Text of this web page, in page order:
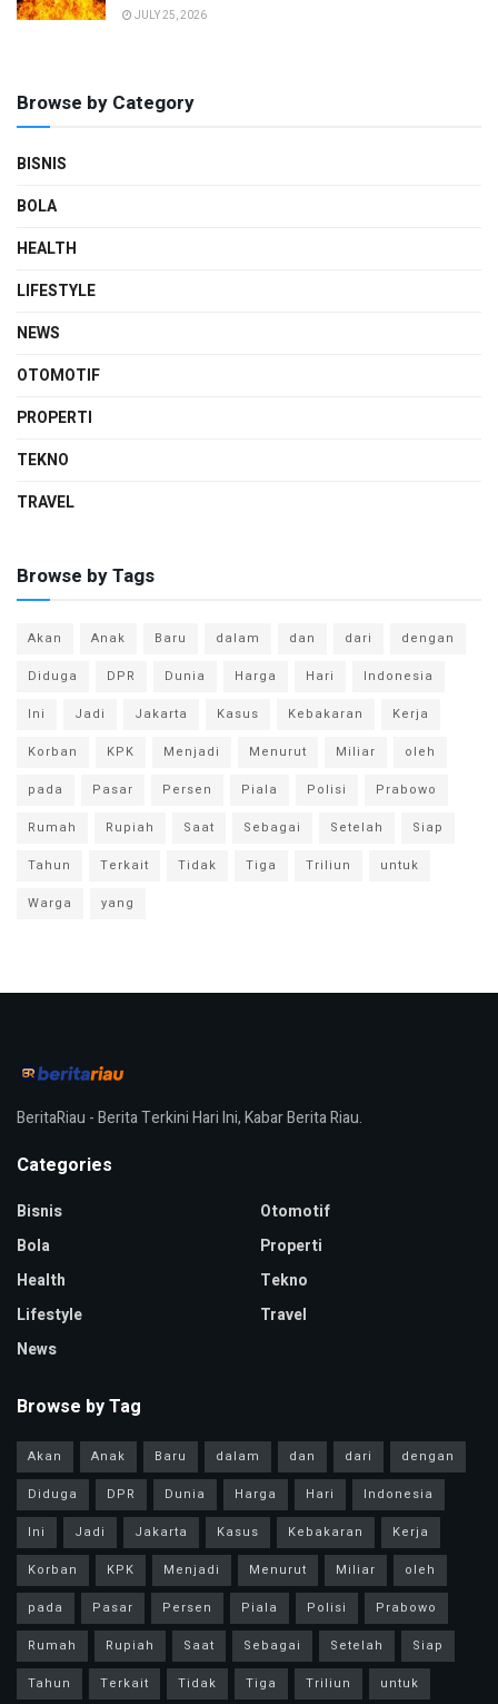
JULY 25, 2026
Browse by Category
BISNIS
BOLA
HEALTH
LIFESTYLE
NEWS
OTOMOTIF
PROPERTI
TEKNO
TRAVEL
Browse by Tags
Akan Anak Baru dalam dan dari
dengan
Diduga
DPR Dunia Harga Hari
Indonesia
Ini
Jadi Jakarta Kasus Kebakaran
Kerja
Korban
KPK Menjadi Menurut Miliar
oleh
pada
Pasar Persen Piala Polisi
Prabowo
Rumah
Rupiah Saat Sebagai Setelah
Siap
Tahun
Terkait Tidak Tiga Triliun
untuk
Warga
yang
BeritaRiau - Berita Terkini Hari Ini, Kabar Berita Riau.
Categories
Bisnis
Bola
Health
Lifestyle
News
Otomotif
Properti
Tekno
Travel
Browse by Tag
Akan Anak Baru dalam dan dari
dengan
Diduga
DPR Dunia Harga Hari
Indonesia
Ini
Jadi Jakarta Kasus Kebakaran
Kerja
Korban
KPK Menjadi Menurut Miliar
oleh
pada
Pasar Persen Piala Polisi
Prabowo
Rumah
Rupiah Saat Sebagai Setelah
Siap
Tahun
Terkait Tidak Tiga Triliun untuk